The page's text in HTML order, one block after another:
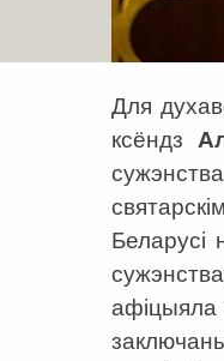
Для
ксёндз
Беларусі
афіцыяла